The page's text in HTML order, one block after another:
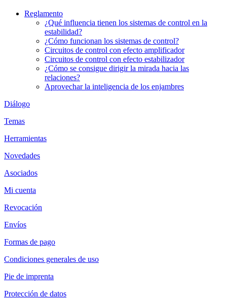
Reglamento
¿Qué influencia tienen los sistemas de control en la
estabilidad?
¿Cómo funcionan los sistemas de control?
Circuitos de control con efecto amplificador
Circuitos de control con efecto estabilizador
¿Cómo se consigue dirigir la mirada hacia las
relaciones?
Aprovechar la inteligencia de los enjambres
Diálogo
Temas
Herramientas
Novedades
Asociados
Mi cuenta
Revocación
Envíos
Formas de pago
Condiciones generales de uso
Pie de imprenta
Protección de datos